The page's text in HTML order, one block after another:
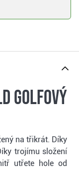
golfový
na třikrát. Díky
trojímu složení
utřete hole od